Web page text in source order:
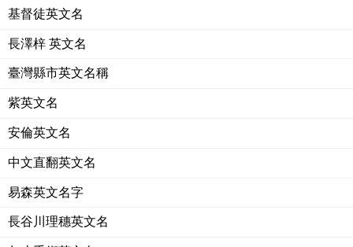
基督徒英文名
長澤梓 英文名
臺灣縣市英文名稱
紫英文名
安倫英文名
中文直翻英文名
易森英文名字
長谷川理穗英文名